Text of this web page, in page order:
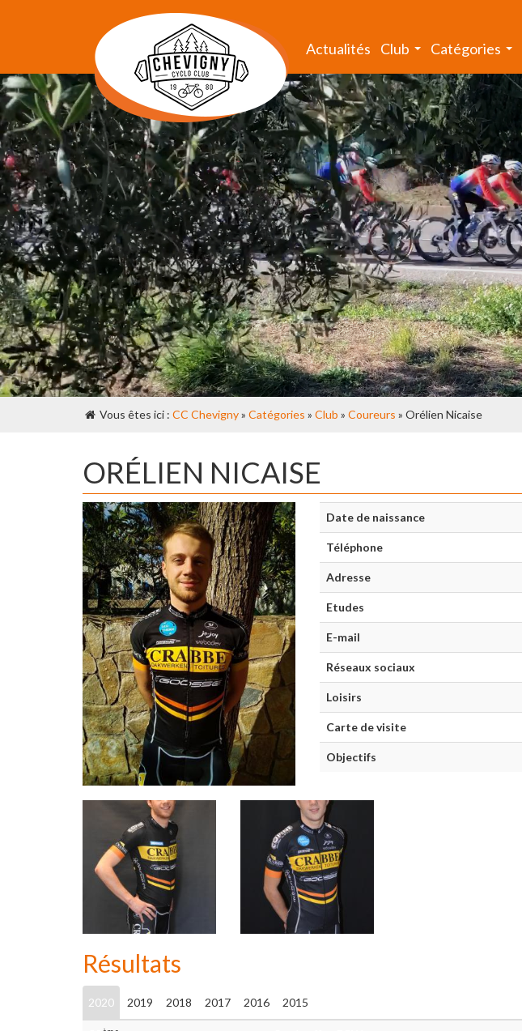
Actualités Club Catégories
Vous êtes ici : CC Chevigny» Catégories » Club » Coureurs » Orélien Nicaise
ORÉLIEN NICAISE
Date de naissance
Téléphone
Adresse
Etudes
E-mail
Réseaux sociaux
Loisirs
Carte de visite
Objectifs
Résultats
2020 2019 2018 2017 2016 2015